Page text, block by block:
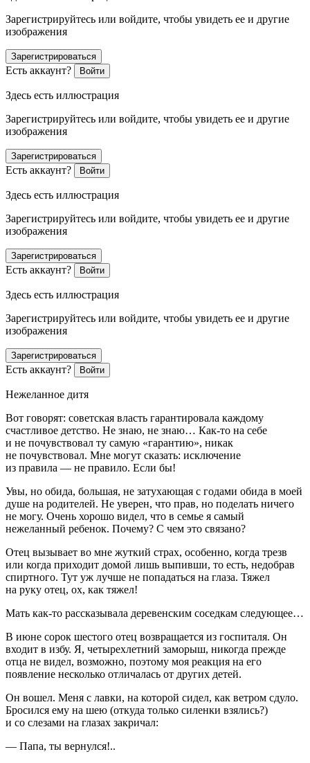
Зарегистрируйтесь или войдите, чтобы увидеть ее и другие
изображения
Зарегистрироваться
Есть аккаунт? Войти
Здесь есть иллюстрация
Зарегистрируйтесь или войдите, чтобы увидеть ее и другие
изображения
Зарегистрироваться
Есть аккаунт? Войти
Здесь есть иллюстрация
Зарегистрируйтесь или войдите, чтобы увидеть ее и другие
изображения
Зарегистрироваться
Есть аккаунт? Войти
Здесь есть иллюстрация
Зарегистрируйтесь или войдите, чтобы увидеть ее и другие
изображения
Зарегистрироваться
Есть аккаунт? Войти
Нежеланное дитя
Вот говорят: советская власть гарантировала каждому
счастливое детство. Не знаю, не знаю… Как-то на себе
и не почувствовал ту самую «гарантию», никак
не почувствовал. Мне могут сказать: исключение
из правила — не правило. Если бы!
Увы, но обида, большая, не затухающая с годами обида в моей
душе на родителей. Не уверен, что прав, но поделать ничего
не могу. Очень хорошо видел, что в семье я самый
нежеланный ребенок. Почему? С чем это связано?
Отец вызывает во мне жуткий страх, особенно, когда трезв
или когда приходит домой лишь выпивши, то есть, недобрав
спиртного. Тут уж лучше не попадаться на глаза. Тяжел
на руку отец, ох, как тяжел!
Мать как-то рассказывала деревенским соседкам следующее…
В июне сорок шестого отец возвращается из госпиталя. Он
входит в избу. Я, четырехлетний заморыш, никогда прежде
отца не видел, возможно, поэтому моя реакция на его
появление несколько отличалась от других детей.
Он вошел. Меня с лавки, на которой сидел, как ветром сдуло.
Бросился ему на шею (откуда только силенки взялись?)
и со слезами на глазах закричал:
— Папа, ты вернулся!..